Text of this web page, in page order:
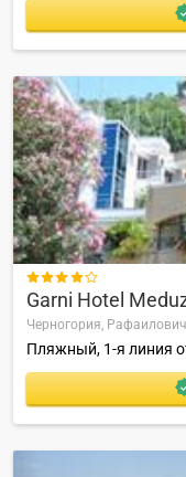

Garni Hotel
Черногория,
Пляжный, 1-я линия